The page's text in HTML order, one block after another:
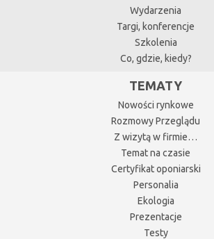
Wydarzenia
Targi, konferencje
Szkolenia
Co, gdzie, kiedy?
TEMATY
Nowości rynkowe
Rozmowy Przeglądu
Z wizytą w firmie…
Temat na czasie
Certyfikat oponiarski
Personalia
Ekologia
Prezentacje
Testy